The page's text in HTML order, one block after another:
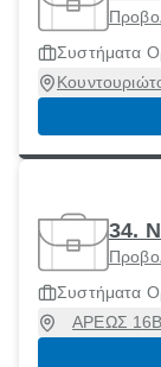
Συστήματα
34.
Συστήματα
ΑΡΕΩΣ